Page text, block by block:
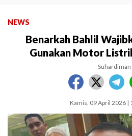
NEWS
Benarkah Bahlil
Gunakan Motor
Suhardiman
Kamis, 09 April 2026 |